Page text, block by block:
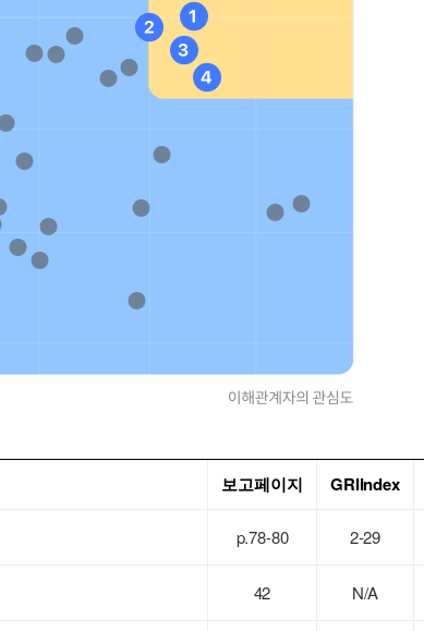
보고페이지 GRIIndex
p.78-80 2-29
42 N/A